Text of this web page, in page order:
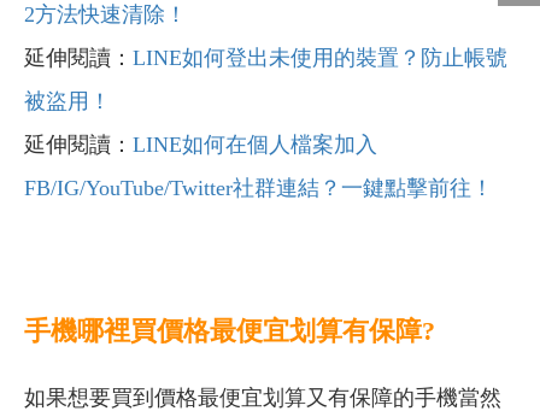
2方法快速清除！
延伸閱讀： LINE如何登出未使用的裝置？防止帳號
被盜用！
延伸閱讀： LINE如何在個人檔案加入
FB/IG/YouTube/Twitter社群連結？一鍵點擊前往！
手機哪裡買價格最便宜划算有保障?
如果想要買到價格最便宜划算又有保障的手機當然